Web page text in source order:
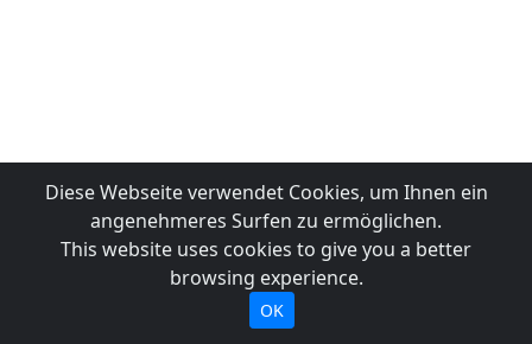
Diese Webseite verwendet Cookies, um Ihnen ein
angenehmeres Surfen zu ermöglichen.
This website uses cookies to give you a better
browsing experience.
OK